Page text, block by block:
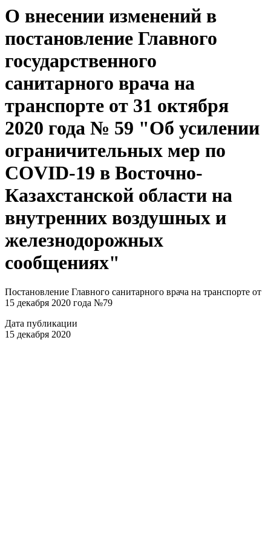
О внесении изменений в
постановление Главного
государственного
санитарного врача на
транспорте от 31 октября
2020 года № 59 "Об усилении
ограничительных мер по
COVID-19 в Восточно-
Казахстанской области на
внутренних воздушных и
железнодорожных
сообщениях"
Постановление Главного санитарного врача на транспорте от
15 декабря 2020 года №79
Дата публикации
15 декабря 2020